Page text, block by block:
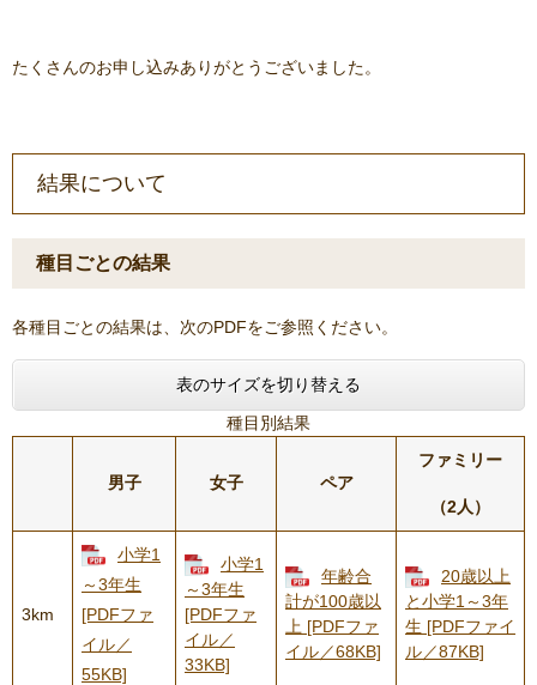
たくさんのお申し込みありがとうございました。
結果について
種目ごとの結果
各種目ごとの結果は、次のPDFをご参照ください。
表のサイズを切り替える
種目別結果
男子 女子 ペア
ファミリー
（2人）
3km
小学1
～3年生
[PDFファ
イル／
55KB]
小学1
～3年生
[PDFファ
イル／
33KB]
年齢合
計が100歳以
上 [PDFファ
イル／68KB]
20歳以上
と小学1～3年
生 [PDFファイ
ル／87KB]